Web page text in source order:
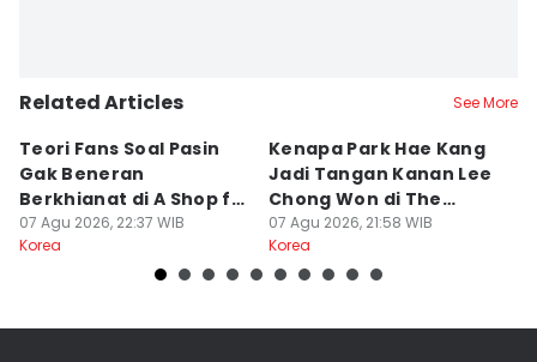
Related Articles See More
Teori Fans Soal Pasin
Gak Beneran
Berkhianat di A Shop for
Killers 2
07 Agu 2026, 22:37 WIB
Korea
Kenapa Park Hae Kang
Jadi Tangan Kanan Lee
Chong Won di The
Apartment Job?
07 Agu 2026, 21:58 WIB
Korea